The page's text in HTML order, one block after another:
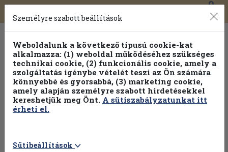
Toggle
navigation
0
Válogasson több mint 1.000.000 kiadványunk közül
100% kedvezménnyel!
Személyre szabott beállítások
Weboldalunk a következő típusú cookie-kat
alkalmazza: (1) weboldal működéséhez szükséges
technikai cookie, (2) funkcionális cookie, amely a
szolgáltatás igénybe vételét teszi az Ön számára
könnyebbé és gyorsabbá, (3) marketing cookie,
amely alapján személyre szabott hirdetésekkel
kereshetjük meg Önt. A sütiszabályzatunkat itt
érheti el.
Sütibeállítások